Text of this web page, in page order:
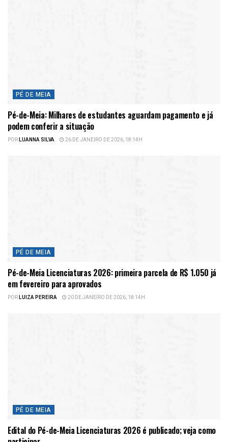
PÉ DE MEIA
Pé-de-Meia: Milhares de estudantes aguardam pagamento e já
podem conferir a situação
PORLUANNA SILVA 26 DE JANEIRO DE 2026, 18:14H
PÉ DE MEIA
Pé-de-Meia Licenciaturas 2026: primeira parcela de R$ 1.050 já
em fevereiro para aprovados
PORLUIZA PEREIRA 20 DE JANEIRO DE 2026, 18:14H
PÉ DE MEIA
Edital do Pé-de-Meia Licenciaturas 2026 é publicado; veja como